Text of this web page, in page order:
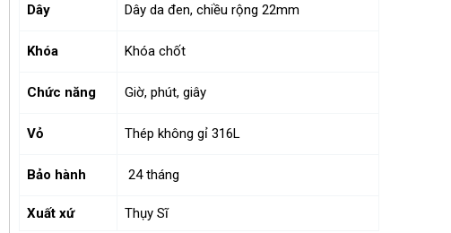
Dây Dây da đen, chiều rộng 22mm
Khóa Khóa chốt
Chức năng Giờ, phút, giây
Vỏ Thép không gỉ 316L
Bảo hành 24 tháng
Xuất xứ Thụy Sĩ